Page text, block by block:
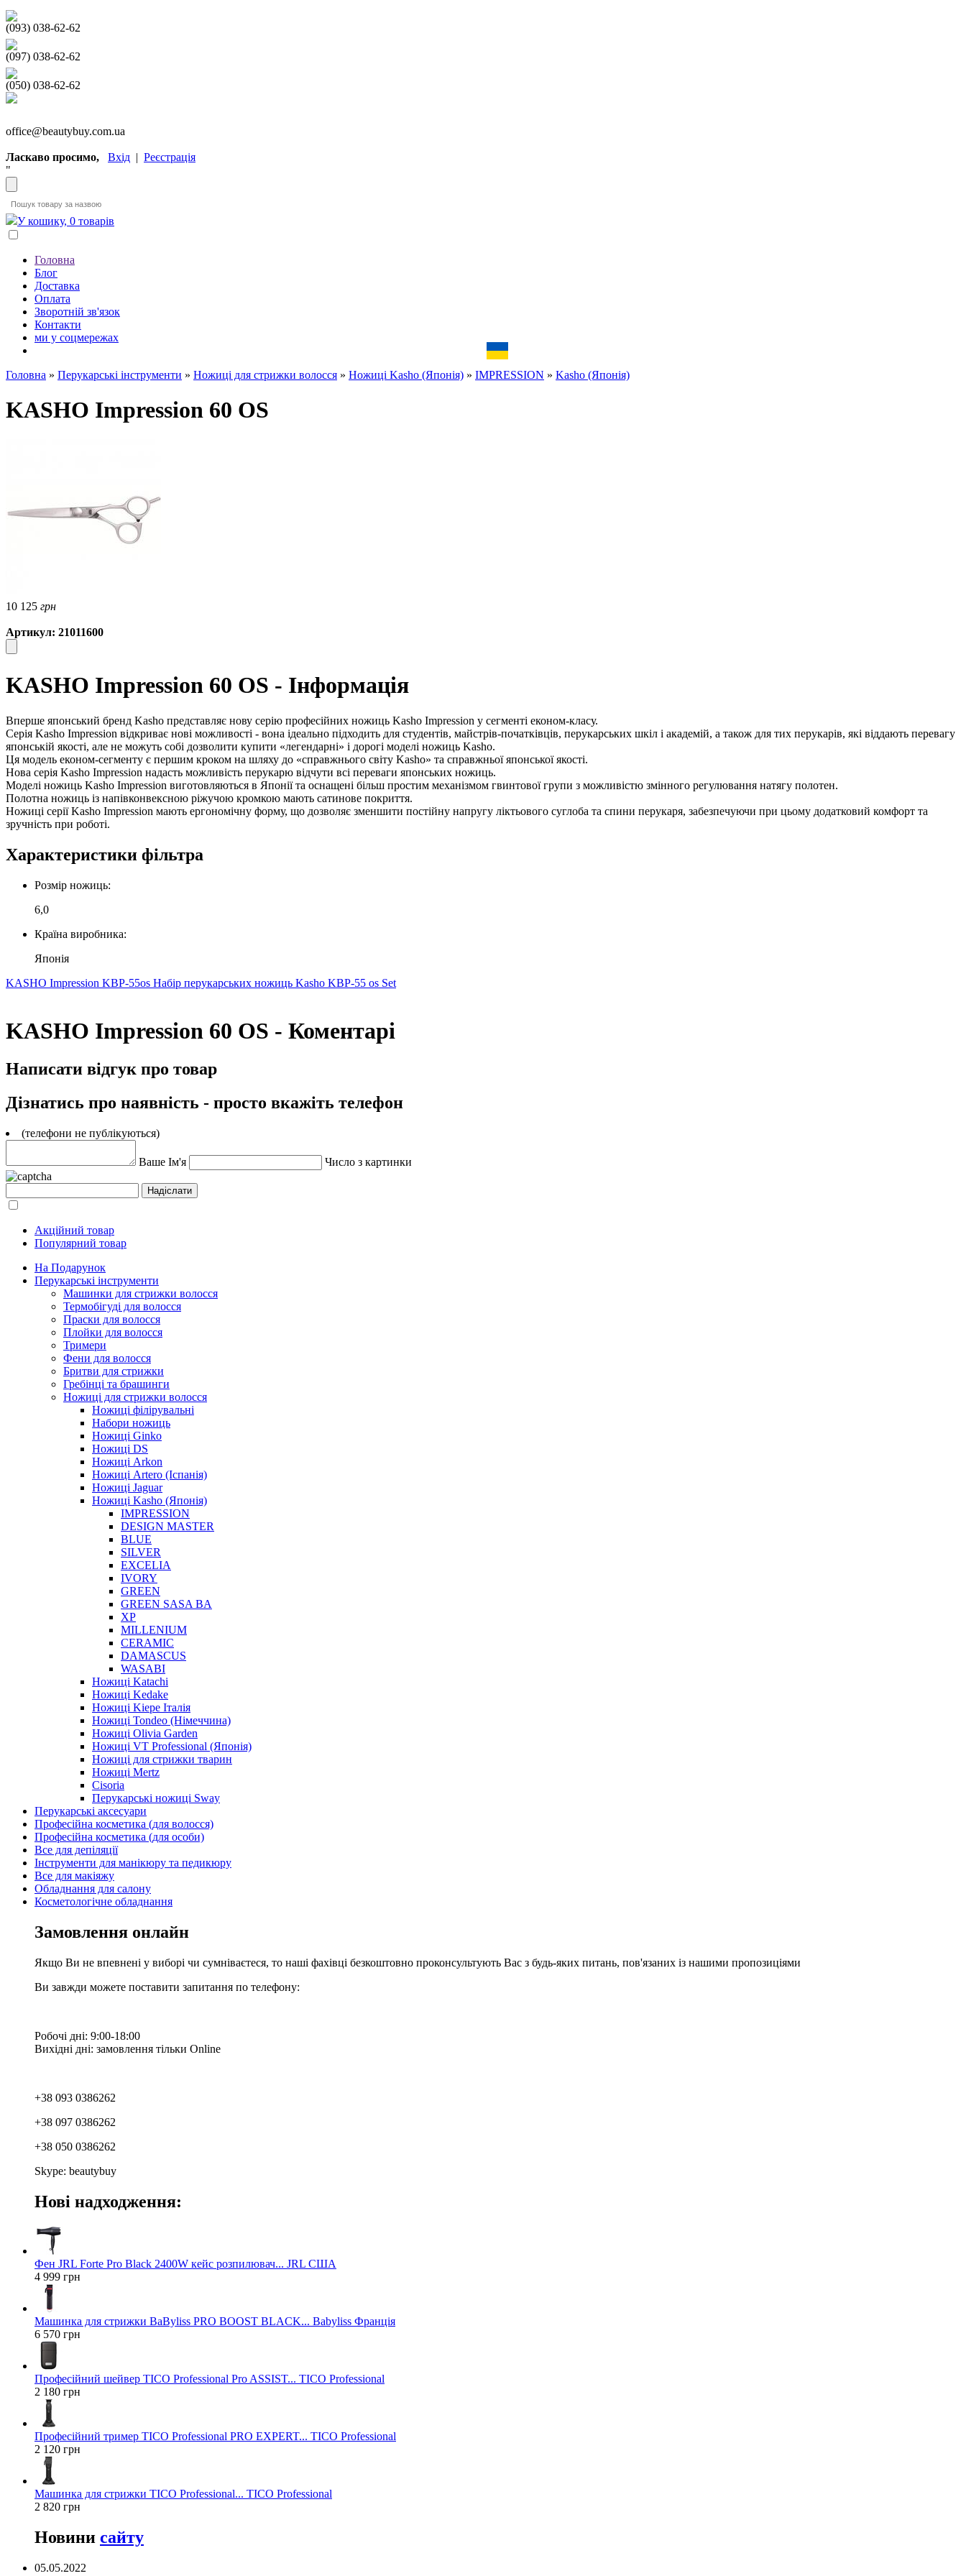
(093) 038-62-62
(097) 038-62-62
(050) 038-62-62
office@beautybuy.com.ua
Ласкаво просимо, Вхід | Реєстрація
"
У кошику, 0 товарів
Головна
Блог
Доставка
Оплата
Зворотній зв'язок
Контакти
ми у соцмережах
Головна » Перукарські інструменти » Ножиці для стрижки волосся » Ножиці Kasho (Японія) » IMPRESSION » Kasho (Японія)
KASHO Impression 60 OS
10 125 грн
Артикул: 21011600
KASHO Impression 60 OS - Інформація
Вперше японський бренд Kasho представляє нову серію професійних ножиць Kasho Impression у сегменті економ-класу.
Серія Kasho Impression відкриває нові можливості - вона ідеально підходить для студентів, майстрів-початківців, перукарських шкіл і академій, а також для тих перукарів, які віддають перевагу
японській якості, але не можуть собі дозволити купити «легендарні» і дорогі моделі ножиць Kasho.
Ця модель економ-сегменту є першим кроком на шляху до «справжнього світу Kasho» та справжньої японської якості.
Нова серія Kasho Impression надасть можливість перукарю відчути всі переваги японських ножиць.
Моделі ножиць Kasho Impression виготовляються в Японії та оснащені більш простим механізмом гвинтової групи з можливістю змінного регулювання натягу полотен.
Полотна ножиць із напівконвексною ріжучою кромкою мають сатинове покриття.
Ножиці серії Kasho Impression мають ергономічну форму, що дозволяє зменшити постійну напругу ліктьового суглоба та спини перукаря, забезпечуючи при цьому додатковий комфорт та
зручність при роботі.
Характеристики фільтра
Розмір ножиць:
6,0
Країна виробника:
Японія
KASHO Impression KBP-55os Набір перукарських ножиць Kasho KBP-55 os Set
KASHO Impression 60 OS - Коментарі
Написати відгук про товар
Дізнатись про наявність - просто вкажіть телефон
(телефони не публікуються)
Ваше Ім'я Число з картинки
Акційний товар
Популярний товар
На Подарунок
Перукарські інструменти
Машинки для стрижки волосся
Термобігуді для волосся
Праски для волосся
Плойки для волосся
Тримери
Фени для волосся
Бритви для стрижки
Гребінці та брашинги
Ножиці для стрижки волосся
Ножиці філірувальні
Набори ножиць
Ножиці Ginko
Ножиці DS
Ножиці Arkon
Ножиці Artero (Іспанія)
Ножиці Jaguar
Ножиці Kasho (Японія)
IMPRESSION
DESIGN MASTER
BLUE
SILVER
EXCELIA
IVORY
GREEN
GREEN SASA BA
XP
MILLENIUM
CERAMIC
DAMASCUS
WASABI
Ножиці Katachi
Ножиці Kedake
Ножиці Kiepe Італія
Ножиці Tondeo (Німеччина)
Ножиці Olivia Garden
Ножиці VT Professional (Японія)
Ножиці для стрижки тварин
Ножиці Mertz
Cisoria
Перукарські ножиці Sway
Перукарські аксесуари
Професійна косметика (для волосся)
Професійна косметика (для особи)
Все для депіляції
Інструменти для манікюру та педикюру
Все для макіяжу
Обладнання для салону
Косметологічне обладнання
Замовлення онлайн
Якщо Ви не впевнені у виборі чи сумніваєтеся, то наші фахівці безкоштовно проконсультують Вас з будь-яких питань, пов'язаних із нашими пропозиціями
Ви завжди можете поставити запитання по телефону:
Робочі дні: 9:00-18:00
Вихідні дні: замовлення тільки Online
+38 093 0386262
+38 097 0386262
+38 050 0386262
Skype: beautybuy
Нові надходження:
Фен JRL Forte Pro Black 2400W кейс розпилювач... JRL США
4 999 грн
Машинка для стрижки BaByliss PRO BOOST BLACK... Babyliss Франція
6 570 грн
Професійний шейвер TICO Professional Pro ASSIST... TICO Professional
2 180 грн
Професійний тример TICO Professional PRO EXPERT... TICO Professional
2 120 грн
Машинка для стрижки TICO Professional... TICO Professional
2 820 грн
Новини сайту
05.05.2022